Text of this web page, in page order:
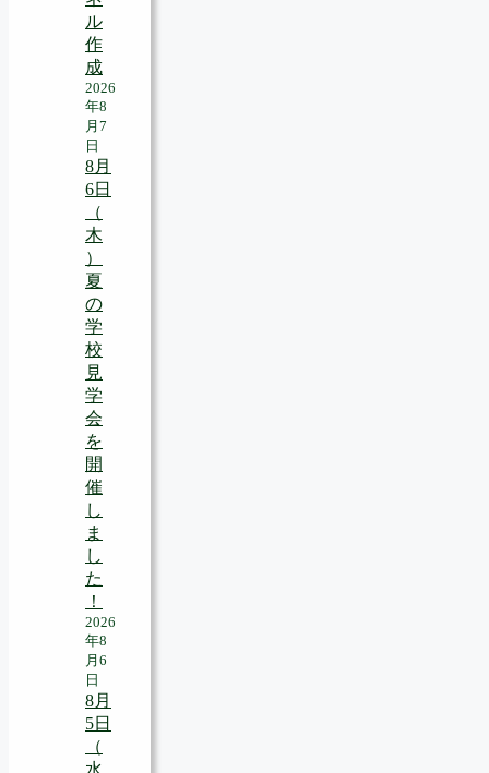
ル
作
成
2026
年8
月7
日
8月
6日
（
木
）
夏
の
学
校
見
学
会
を
開
催
し
ま
し
た
！
2026
年8
月6
日
8月
5日
（
水